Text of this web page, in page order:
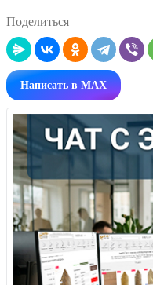
Поделиться
Написать в MAX